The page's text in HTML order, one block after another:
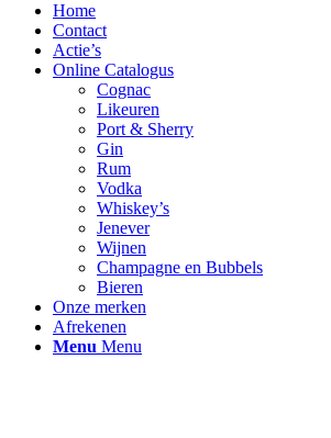
Home
Contact
Actie’s
Online Catalogus
Cognac
Likeuren
Port & Sherry
Gin
Rum
Vodka
Whiskey’s
Jenever
Wijnen
Champagne en Bubbels
Bieren
Onze merken
Afrekenen
Menu Menu